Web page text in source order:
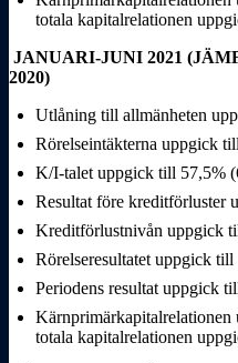
totala kapitalrelationen
JANUARI-JUNI 2021
2020)
Utlåning till allmänheten
Rörelseintäkterna uppgick
K/I-talet uppgick till 57,5%
Resultat före
Kreditförlustnivån uppgick
Rörelseresultatet uppgick
Periodens resultat uppgick
totala kapitalrelationen